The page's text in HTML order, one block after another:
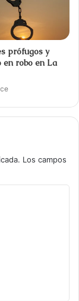
prófugos y
robo en La
Los campos